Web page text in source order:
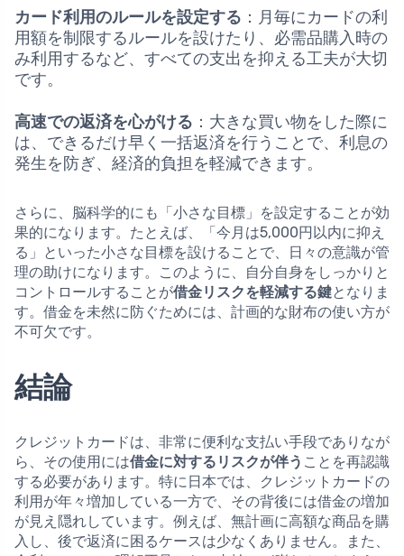
カード利用のルールを設定する ：月毎にカードの利
用額を制限するルールを設けたり、必需品購入時の
み利用するなど、すべての支出を抑える工夫が大切
です。
高速での返済を心がける ：大きな買い物をした際に
は、できるだけ早く一括返済を行うことで、利息の
発生を防ぎ、経済的負担を軽減できます。
さらに、脳科学的にも「小さな目標」を設定することが効
果的になります。たとえば、「今月は5,000円以内に抑え
る」といった小さな目標を設けることで、日々の意識が管
理の助けになります。このように、自分自身をしっかりと
コントロールすることが借金リスクを軽減する鍵となりま
す。借金を未然に防ぐためには、計画的な財布の使い方が
不可欠です。
結論
クレジットカードは、非常に便利な支払い手段でありなが
ら、その使用には借金に対するリスクが伴う ことを再認識
する必要があります。特に日本では、クレジットカードの
利用が年々増加している一方で、その背後には借金の増加
が見え隠れしています。例えば、無計画に高額な商品を購
入し、後で返済に困るケースは少なくありません。また、